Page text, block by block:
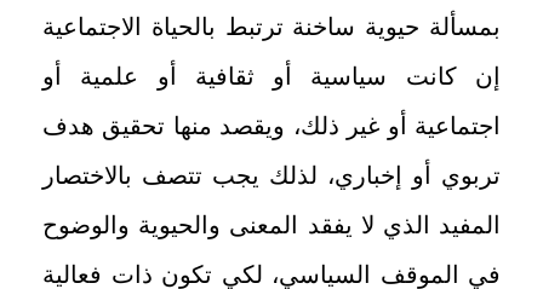
بمسألة حيوية ساخنة ترتبط بالحياة الاجتماعية
إن كانت سياسية أو ثقافية أو علمية أو
اجتماعية أو غير ذلك، ويقصد منها تحقيق هدف
تربوي أو إخباري، لذلك يجب تتصف بالاختصار
المفيد الذي لا يفقد المعنى والحيوية والوضوح
في الموقف السياسي، لكي تكون ذات فعالية